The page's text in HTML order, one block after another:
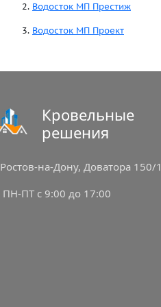
2. Водосток МП Престиж
3. Водосток МП Проект
Кровельные
решения
Ростов-на-Дону, Доватора 150/1
ПН-ПТ с 9:00 до 17:00